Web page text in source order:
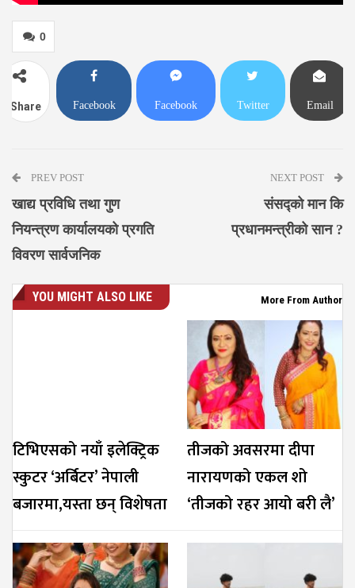
0
Share Facebook Facebook Twitter Email
PREV POST
खाद्य प्रविधि तथा गुण
नियन्त्रण कार्यालयको प्रगति
विवरण सार्वजनिक
NEXT POST
संसद्को मान कि
प्रधानमन्त्रीको सान ?
YOU MIGHT ALSO LIKE More From Author
टिभिएसको नयाँ इलेक्ट्रिक
स्कुटर ‘अर्बिटर’ नेपाली
बजारमा,यस्ता छन् विशेषता
तीजको अवसरमा दीपा
नारायणको एकल शो
‘तीजको रहर आयो बरी लै’